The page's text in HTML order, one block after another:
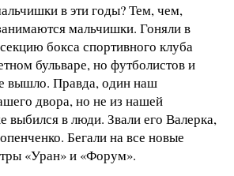
в эти годы? Тем, чем,
мальчишки. Гоняли в
бокса спортивного клуба
бульваре, но футболистов и
вышло. Правда, один наш
двора, но не из нашей
в люди. Звали его Валерка,
Бегали на все новые
«Уран» и «Форум».